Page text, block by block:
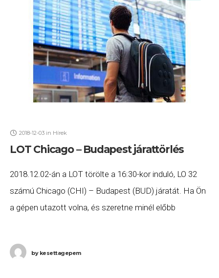
2018-12-03 in Hírek
LOT Chicago – Budapest járattörlés
2018.12.02-án a LOT törölte a 16:30-kor induló, LO 32
számú Chicago (CHI) – Budapest (BUD) járatát. Ha Ön
a gépen utazott volna, és szeretne minél előbb
bykesettagepem